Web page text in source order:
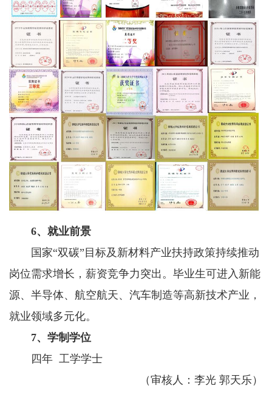
6、就业前景
国家“双碳”目标及新材料产业扶持政策持续推动
岗位需求增长，薪资竞争力突出。毕业生可进入新能
源、半导体、航空航天、汽车制造等高新技术产业，
就业领域多元化。
7、学制学位
四年 工学学士
（审核人：李光 郭天乐）